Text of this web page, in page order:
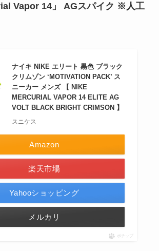
Vapor 14」 AGスパイク ※人工
ナイキ NIKE エリート 黒色 ブラック
クリムゾン ‘MOTIVATION PACK’ ス
ニーカー メンズ 【 NIKE
MERCURIAL VAPOR 14 ELITE AG
VOLT BLACK BRIGHT CRIMSON 】
スニケス
Amazon
楽天市場
Yahooショッピング
メルカリ
ポチップ